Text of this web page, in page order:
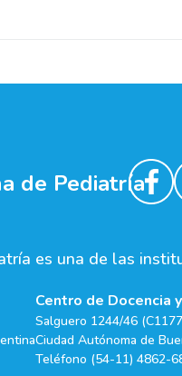
de Pediatría
es una de las
Centro de Docencia
Salguero 1244/46
Ciudad Autónoma de
Teléfono (54-11) 4862-